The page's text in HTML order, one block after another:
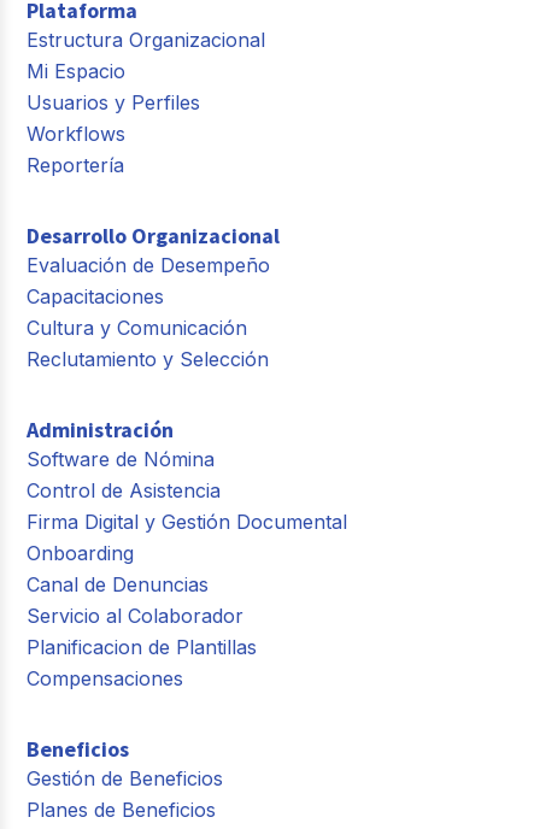
Plataforma
Estructura Organizacional
Mi Espacio
Usuarios y Perfiles
Workflows
Reportería
Desarrollo Organizacional
Evaluación de Desempeño
Capacitaciones
Cultura y Comunicación
Reclutamiento y Selección
Administración
Software de Nómina
Control de Asistencia
Firma Digital y Gestión Documental
Onboarding
Canal de Denuncias
Servicio al Colaborador
Planificacion de Plantillas
Compensaciones
Beneficios
Gestión de Beneficios
Planes de Beneficios